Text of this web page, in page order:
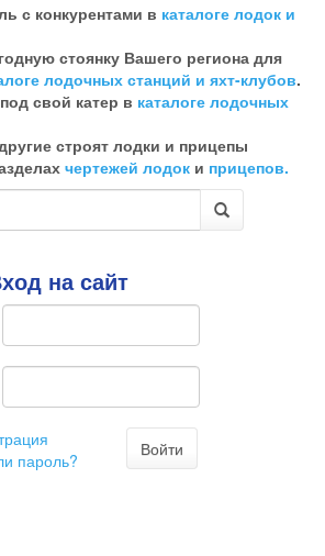
с конкурентами в каталоге лодок и
стоянку Вашего региона для
лодочных станций и яхт-клубов.
под свой катер в каталоге лодочных
строят лодки и прицепы
чертежей лодок и прицепов.
на сайт
пароль?
Войти